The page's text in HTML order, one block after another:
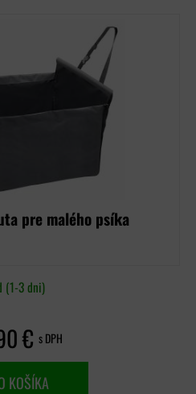
pre malého psíka
(1-3 dni)
€ s DPH
KOŠÍKA